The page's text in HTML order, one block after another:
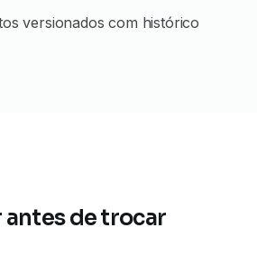
versionados com histórico
antes de trocar